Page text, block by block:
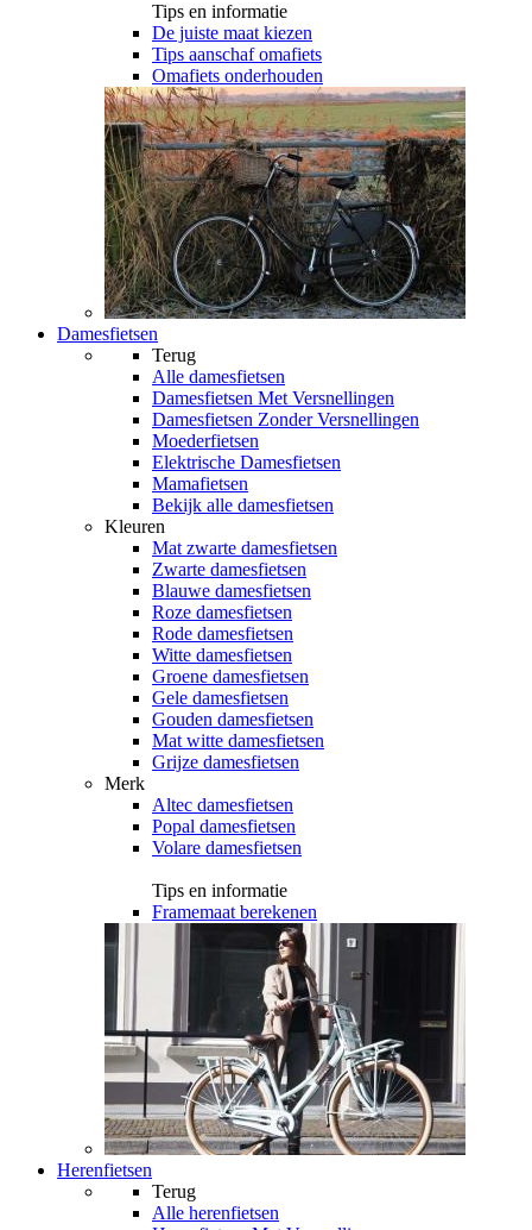
Tips en informatie
De juiste maat kiezen
Tips aanschaf omafiets
Omafiets onderhouden
Damesfietsen
Terug
Alle damesfietsen
Damesfietsen Met Versnellingen
Damesfietsen Zonder Versnellingen
Moederfietsen
Elektrische Damesfietsen
Mamafietsen
Bekijk alle damesfietsen
Kleuren
Mat zwarte damesfietsen
Zwarte damesfietsen
Blauwe damesfietsen
Roze damesfietsen
Rode damesfietsen
Witte damesfietsen
Groene damesfietsen
Gele damesfietsen
Gouden damesfietsen
Mat witte damesfietsen
Grijze damesfietsen
Merk
Altec damesfietsen
Popal damesfietsen
Volare damesfietsen
Tips en informatie
Framemaat berekenen
Herenfietsen
Terug
Alle herenfietsen